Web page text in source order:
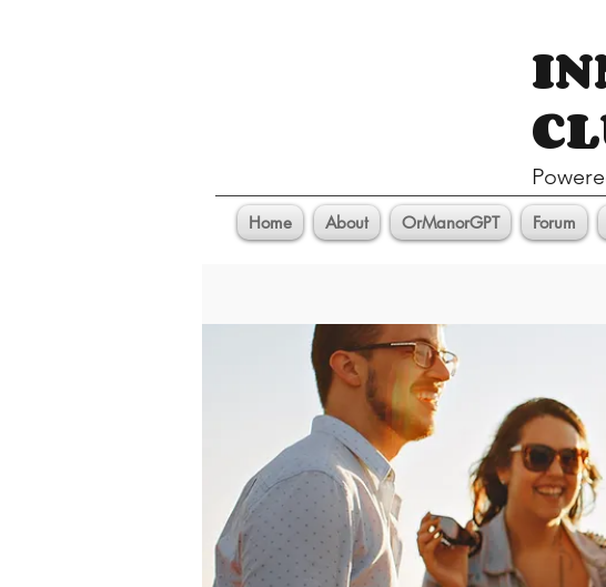
Pow
Home About OrManorGPT Forum